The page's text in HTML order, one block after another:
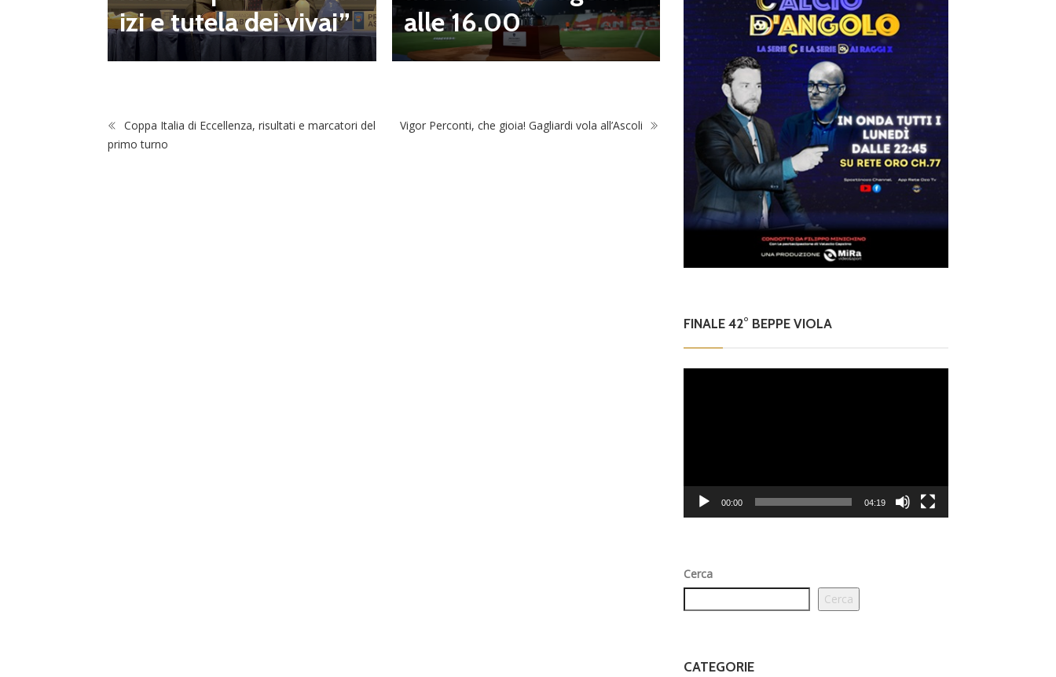
izi e tutela dei vivai”
alle 16.00
Coppa Italia di Eccellenza, risultati e marcatori del
primo turno
Vigor Perconti, che gioia! Gagliardi vola all’Ascoli
FINALE 42° BEPPE VIOLA
00:00 04:19
Cerca
Cerca
CATEGORIE